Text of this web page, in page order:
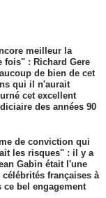
meilleur la
fois" : Richard Gere
de bien de cet
qui il n'aurait
cet excellent
des années 90
de conviction qui
les risques" : il y a
Gabin était l'une
célébrités françaises à
ce bel engagement